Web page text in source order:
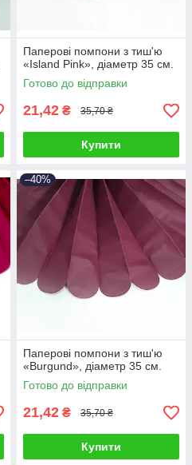
Паперові помпони з тиш'ю
«Island Pink», діаметр 35 см.
Готово до відправки
21,42 ₴ 35,70 ₴
Купити
–40%
Паперові помпони з тиш'ю
«Burgund», діаметр 35 см.
Готово до відправки
21,42 ₴ 35,70 ₴
Купити